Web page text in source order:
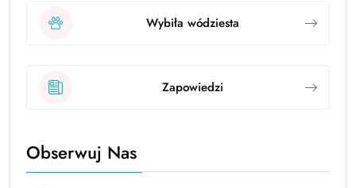
Wybiła wódziesta
Zapowiedzi
Obserwuj Nas